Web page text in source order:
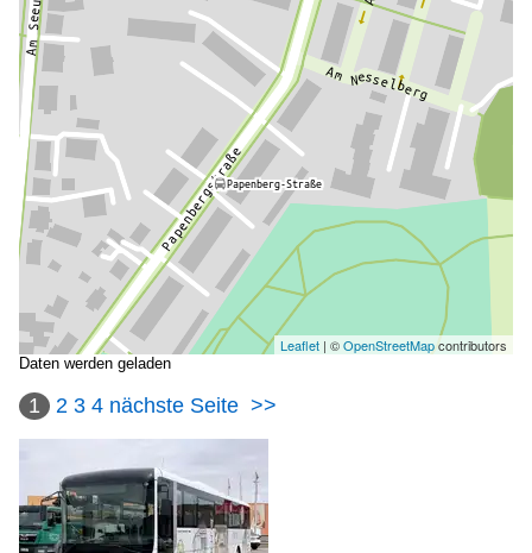
Leaflet | ©OpenStreetMapcontributors
Daten werden geladen
1 2 3 4 nächste Seite >>